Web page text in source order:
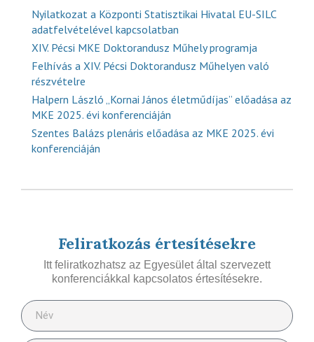
Nyilatkozat a Központi Statisztikai Hivatal EU-SILC
adatfelvételével kapcsolatban
XIV. Pécsi MKE Doktorandusz Műhely programja
Felhívás a XIV. Pécsi Doktorandusz Műhelyen való
részvételre
Halpern László „Kornai János életműdíjas” előadása az
MKE 2025. évi konferenciáján
Szentes Balázs plenáris előadása az MKE 2025. évi
konferenciáján
Feliratkozás értesítésekre
Itt feliratkozhatsz az Egyesület által szervezett
konferenciákkal kapcsolatos értesítésekre.